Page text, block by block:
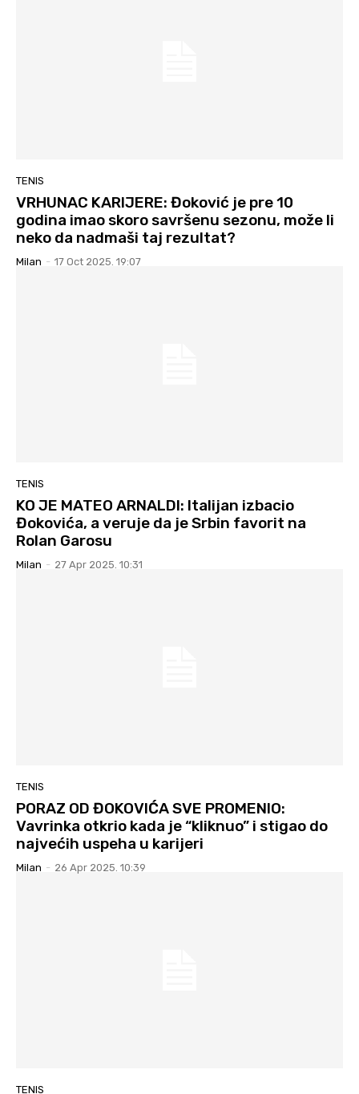
TENIS
VRHUNAC KARIJERE: Đoković je pre 10
godina imao skoro savršenu sezonu, može li
neko da nadmaši taj rezultat?
Milan - 17 Oct 2025. 19:07
TENIS
KO JE MATEO ARNALDI: Italijan izbacio
Đokovića, a veruje da je Srbin favorit na
Rolan Garosu
Milan - 27 Apr 2025. 10:31
TENIS
PORAZ OD ĐOKOVIĆA SVE PROMENIO:
Vavrinka otkrio kada je “kliknuo” i stigao do
najvećih uspeha u karijeri
Milan - 26 Apr 2025. 10:39
TENIS